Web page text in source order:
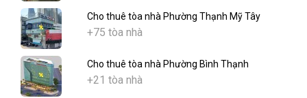
Cho thuê tòa nhà Phường Thạnh Mỹ Tây
+75 tòa nhà
Cho thuê tòa nhà Phường Bình Thạnh
+21 tòa nhà